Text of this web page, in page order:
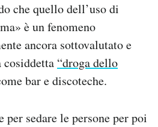
che quello dell’uso di
è un fenomeno
ancora sottovalutato e
“droga dello
bar e discoteche.
sedare le persone per poi